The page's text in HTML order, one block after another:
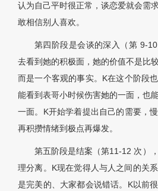
认为自己平时很正常，谈恋爱就会需
敢相信别人喜欢。
第四阶段是会谈的深入（第 9-
去看到她的积极面，她的价值不是比
而是一个客观的事实。K在这个阶段
能看到表哥小时候伤害她的一面，也
一面。K开始学着提出自己的需要，
再积攒情绪到极点再爆发。
第五阶段是结案（第11-12 次）
理分离。K现在觉得人与人之间的关
是完美的、大家都会说错话。K以前